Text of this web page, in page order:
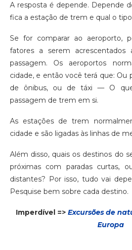
A resposta é depende. Depende
fica a estação de trem e qual o
Se for comparar ao aeroporto,
fatores a serem
passagem. Os aeroportos
cidade, e então você terá que: Ou
de ônibus, ou de táxi — O
passagem de trem em si.
As estações de trem
cidade e são ligadas às linhas de
Além disso, quais os destinos do
próximas com paradas curtas,
distantes? Por isso, tudo vai
Pesquise bem sobre cada destino.
Imperdível => Excursões de
Europa